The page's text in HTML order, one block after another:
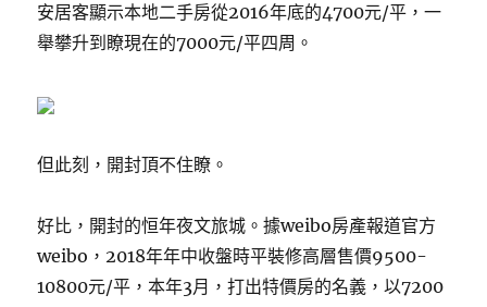
安居客顯示本地二手房從2016年底的4700元/平，一
舉攀升到瞭現在的7000元/平四周。
但此刻，開封頂不住瞭。
好比，開封的恒年夜文旅城。據weibo房產報道官方
weibo，2018年年中收盤時平裝修高層售價9500-
10800元/平，本年3月，打出特價房的名義，以7200